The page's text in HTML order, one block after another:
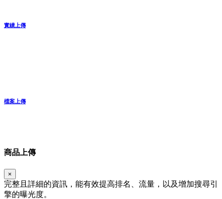
實績上傳
檔案上傳
商品上傳
×
完整且詳細的資訊，能有效提高排名、流量，以及增加搜尋引
擎的曝光度。